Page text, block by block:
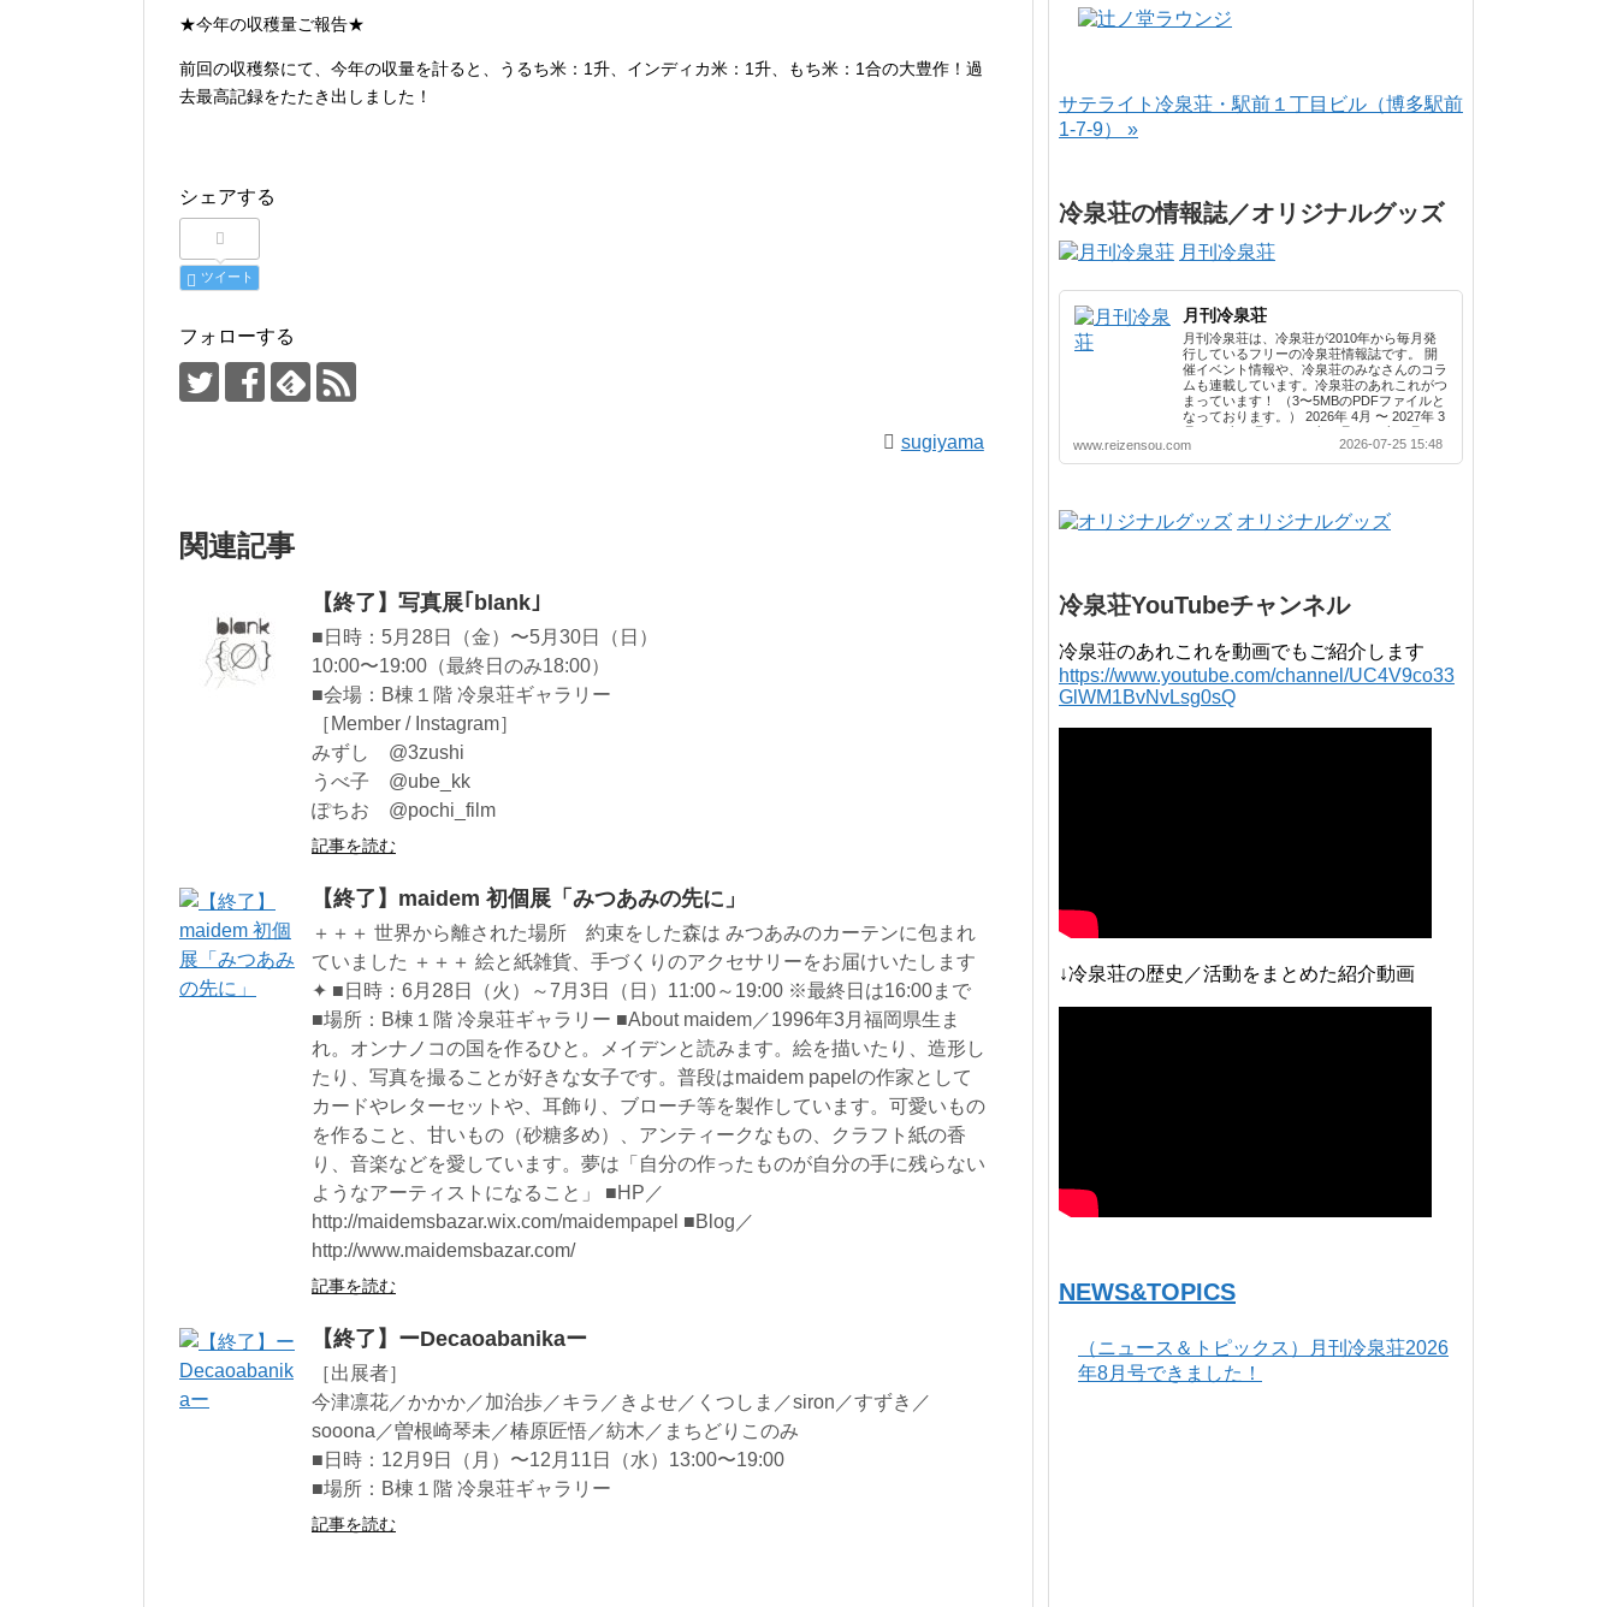
★今年の収穫量ご報告★
前回の収穫祭にて、今年の収量を計ると、うるち米：1升、インディカ米：1升、もち米：1合の大豊作！過
去最高記録をたたき出しました！
シェアする
ツイート
フォローする
sugiyama
関連記事
【終了】写真展｢blank｣
■日時：5月28日（金）〜5月30日（日）
10:00〜19:00（最終日のみ18:00）
■会場：B棟１階 冷泉荘ギャラリー
［Member / Instagram］
みずし @3zushi
うべ子 @ube_kk
ぽちお @pochi_film
記事を読む
【終了】maidem 初個展「みつあみの先に」
＋＋＋ 世界から離された場所 約束をした森は みつあみのカーテンに包まれ
ていました ＋＋＋ 絵と紙雑貨、手づくりのアクセサリーをお届けいたします
✦ ■日時：6月28日（火）～7月3日（日）11:00～19:00 ※最終日は16:00まで
■場所：B棟１階 冷泉荘ギャラリー ■About maidem／1996年3月福岡県生ま
れ。オンナノコの国を作るひと。メイデンと読みます。絵を描いたり、造形し
たり、写真を撮ることが好きな女子です。普段はmaidem papelの作家として
カードやレターセットや、耳飾り、ブローチ等を製作しています。可愛いもの
を作ること、甘いもの（砂糖多め）、アンティークなもの、クラフト紙の香
り、音楽などを愛しています。夢は「自分の作ったものが自分の手に残らない
ようなアーティストになること」 ■HP／
http://maidemsbazar.wix.com/maidempapel ■Blog／
http://www.maidemsbazar.com/
記事を読む
【終了】ーDecaoabanikaー
［出展者］
今津凛花／かかか／加治歩／キラ／きよせ／くつしま／siron／すずき／
sooona／曽根崎琴未／椿原匠悟／紡木／まちどりこのみ
■日時：12月9日（月）〜12月11日（水）13:00〜19:00
■場所：B棟１階 冷泉荘ギャラリー
記事を読む
サテライト冷泉荘・駅前１丁目ビル（博多駅前
1-7-9） »
冷泉荘の情報誌／オリジナルグッズ
月刊冷泉荘
月刊冷泉荘
月刊冷泉荘は、冷泉荘が2010年から毎月発
行しているフリーの冷泉荘情報誌です。 開
催イベント情報や、冷泉荘のみなさんのコラ
ムも連載しています。冷泉荘のあれこれがつ
まっています！ （3〜5MBのPDFファイルと
なっております。） 2026年 4月 〜 2027年 3
月 2025年 4月 〜 2026年 3月 2024年 4月 〜
2025年 3月 2023年 4月 〜 2024年 3月 2022
年 4月 〜 2023年 3月 2021年 4月 〜 2022年
年 4月 〜 2018年 3月 2016年 4月 〜 2017年
3月 2015年 4月 〜 2016年 3月 2014年 4月 〜
www.reizensou.com 2026-07-25 15:48
オリジナルグッズ
冷泉荘YouTubeチャンネル
冷泉荘のあれこれを動画でもご紹介します
https://www.youtube.com/channel/UC4V9co33
GlWM1BvNvLsg0sQ
↓冷泉荘の歴史／活動をまとめた紹介動画
NEWS&TOPICS
（ニュース＆トピックス）月刊冷泉荘2026
年8月号できました！